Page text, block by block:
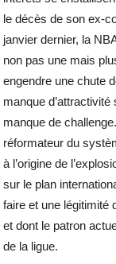
le décès de son ex-
janvier dernier, la
non pas une mais
engendre une chute
manque
manque de
réformateur du
à l’origine de
sur le plan
faire et une légitimité
et dont le patron
de la ligue.